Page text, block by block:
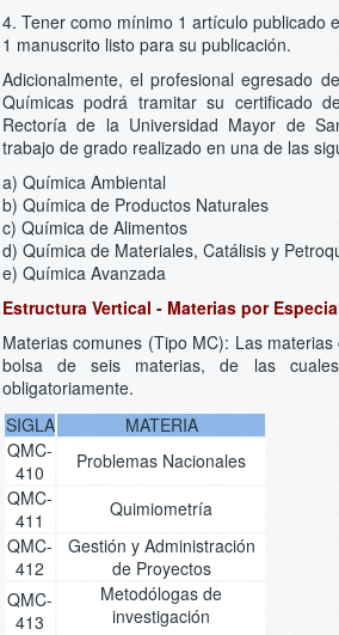
4. Tener como mínimo 1 artículo publicado
1 manuscrito listo para su publicación.
Adicionalmente, el profesional egresado
Químicas podrá tramitar su certificado
Rectoría de la Universidad Mayor de
trabajo de grado realizado en una de las
a) Química Ambiental
b) Química de Productos Naturales
c) Química de Alimentos
d) Química de Materiales, Catálisis y
e) Química Avanzada
Estructura Vertical - Materias por
Materias comunes (Tipo MC): Las
bolsa de seis materias, de las
obligatoriamente.
SIGLA
MATERIA
QMC-
410
Problemas Nacionales
QMC-
411
Quimiometría
QMC-
412
Gestión y Administración
de Proyectos
QMC-
413
Metodólogas de
investigación